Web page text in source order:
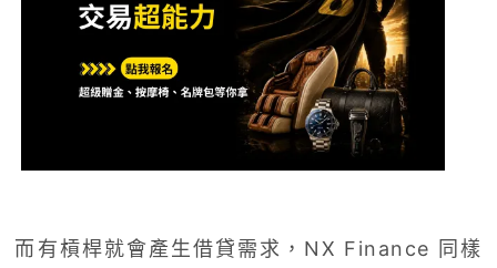
而有槓桿就會產生借貸需求，NX Finance 同樣